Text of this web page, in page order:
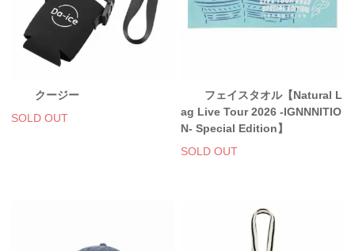
花村想太｜Natural Lag(ナチュラルラグ)グッズ
和田颯｜Wagic Hour Worksグッズ
クリスマスアイテム
クージー
SOLD OUT
フェイスタオル【Natural L
ag Live Tour 2026 -IGNNNITIO
N- Special Edition】
SOLD OUT